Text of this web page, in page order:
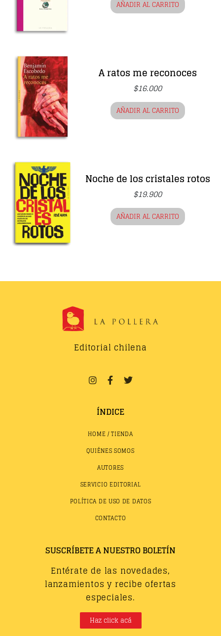
AÑADIR AL CARRITO
A ratos me reconoces
$16.000
AÑADIR AL CARRITO
Noche de los cristales rotos
$19.900
AÑADIR AL CARRITO
Editorial chilena
ÍNDICE
HOME / TIENDA
QUIÉNES SOMOS
AUTORES
SERVICIO EDITORIAL
POLÍTICA DE USO DE DATOS
CONTACTO
SUSCRÍBETE A NUESTRO BOLETÍN
Entérate de las novedades,
lanzamientos y recibe ofertas
especiales.
Haz click acá